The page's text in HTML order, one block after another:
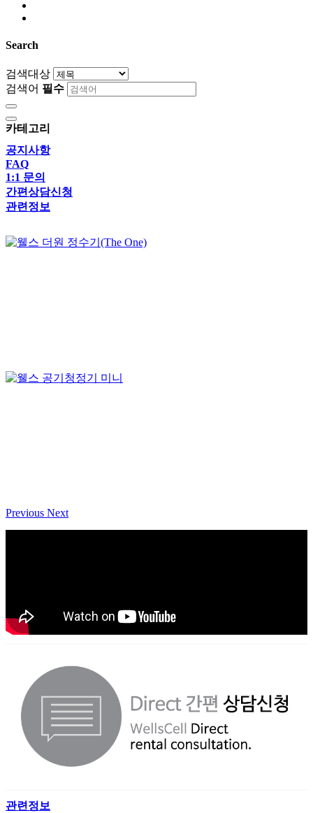
Search
검색대상
검색어 필수
카테고리
공지사항
FAQ
1:1 문의
간편상담신청
관련정보
Previous Next
관련정보